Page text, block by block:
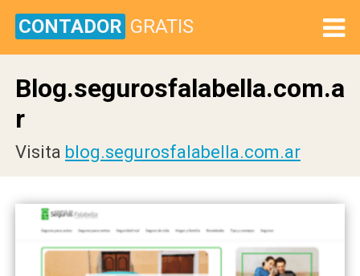
CONTADOR GRATIS
Blog.segurosfalabella.com.a
r
Visita blog.segurosfalabella.com.ar